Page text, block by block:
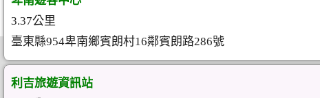
3.37公里
臺東縣954卑南鄉賓朗村16鄰賓朗路286號
利吉旅遊資訊站